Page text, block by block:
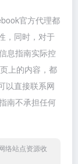
官方代理都
，同时，对于
息指南实际控
上的内容，都
以直接联系网
南不承担任何
络站点资源收